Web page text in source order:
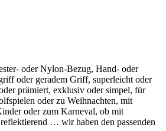
oder Nylon-Bezug, Hand- oder
oder geradem Griff, superleicht oder
prämiert, exklusiv oder simpel, für
oder zu Weihnachten, mit
oder zum Karneval, ob mit
… wir haben den passenden